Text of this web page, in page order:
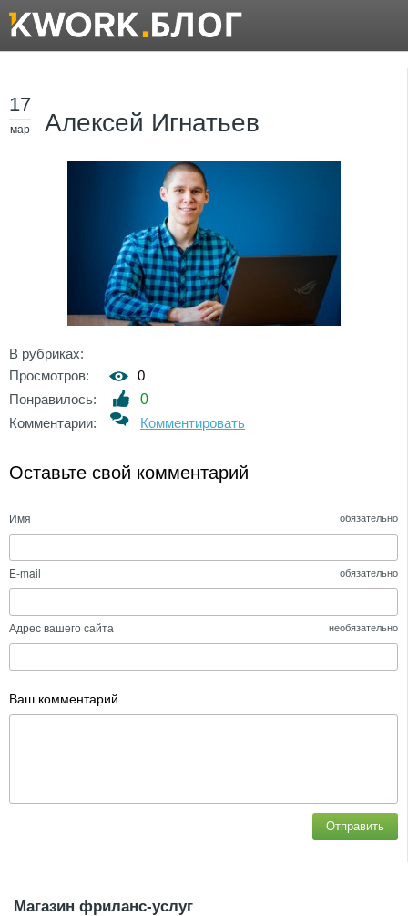
17
мар Алексей Игнатьев
В рубриках:
Просмотров:
0
Понравилось:
0
Комментарии:
Комментировать
Оставьте свой комментарий
Имя обязательно
E-mail обязательно
Адрес вашего сайта необязательно
Ваш комментарий
Отправить
Магазин фриланс-услуг